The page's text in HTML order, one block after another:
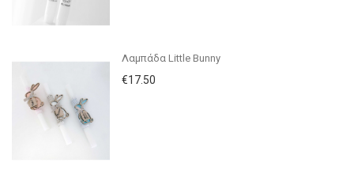
Λαμπάδα Little Bunny
€17.50